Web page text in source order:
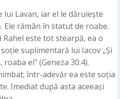
Lavan, iar el le dăruiește
Ele rămân în statut de roabe.
Rahel este tot stearpă, ea o
suplimentară lui Iacov „Și
ei” (Geneza 30:4).
într-adevăr ea este soția
Imediat după asta aceeași